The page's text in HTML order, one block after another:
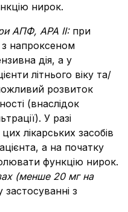
нирок.
АПФ, АРА II: при
напроксеном
дія, а у
літнього віку та/
розвиток
(внаслідок
У разі
лікарських засобів
а на початку
функцію нирок.
(менше 20 мг на
з